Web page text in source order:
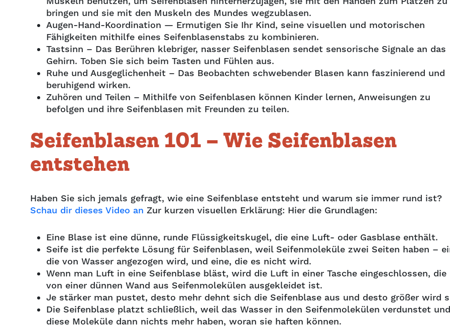
bringen und sie mit den Muskeln des Mundes wegzublasen.
Augen-Hand-Koordination — Ermutigen Sie Ihr Kind, seine visuellen und motorischen
Fähigkeiten mithilfe eines Seifenblasenstabs zu kombinieren.
Tastsinn – Das Berühren klebriger, nasser Seifenblasen sendet sensorische Signale an das
Gehirn. Toben Sie sich beim Tasten und Fühlen aus.
Ruhe und Ausgeglichenheit – Das Beobachten schwebender Blasen kann faszinierend und
beruhigend wirken.
Zuhören und Teilen – Mithilfe von Seifenblasen können Kinder lernen, Anweisungen zu
befolgen und ihre Seifenblasen mit Freunden zu teilen.
Seifenblasen 101 – Wie Seifenblasen
entstehen
Haben Sie sich jemals gefragt, wie eine Seifenblase entsteht und warum sie immer rund ist?
Schau dir dieses Video an Zur kurzen visuellen Erklärung: Hier die Grundlagen:
Eine Blase ist eine dünne, runde Flüssigkeitskugel, die eine Luft- oder Gasblase enthält.
Seife ist die perfekte Lösung für Seifenblasen, weil Seifenmoleküle zwei Seiten haben –
die von Wasser angezogen wird, und eine, die es nicht wird.
Wenn man Luft in eine Seifenblase bläst, wird die Luft in einer Tasche eingeschlossen, die
von einer dünnen Wand aus Seifenmolekülen ausgekleidet ist.
Je stärker man pustet, desto mehr dehnt sich die Seifenblase aus und desto größer wird
Die Seifenblase platzt schließlich, weil das Wasser in den Seifenmolekülen verdunstet und
diese Moleküle dann nichts mehr haben, woran sie haften können.